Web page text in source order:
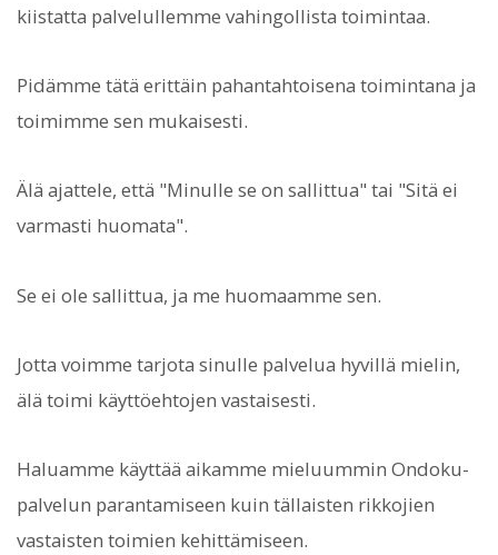
kiistatta palvelullemme vahingollista toimintaa.
Pidämme tätä erittäin pahantahtoisena toimintana ja
toimimme sen mukaisesti.
Älä ajattele, että "Minulle se on sallittua" tai "Sitä ei
varmasti huomata".
Se ei ole sallittua, ja me huomaamme sen.
Jotta voimme tarjota sinulle palvelua hyvillä mielin,
älä toimi käyttöehtojen vastaisesti.
Haluamme käyttää aikamme mieluummin Ondoku-
palvelun parantamiseen kuin tällaisten rikkojien
vastaisten toimien kehittämiseen.